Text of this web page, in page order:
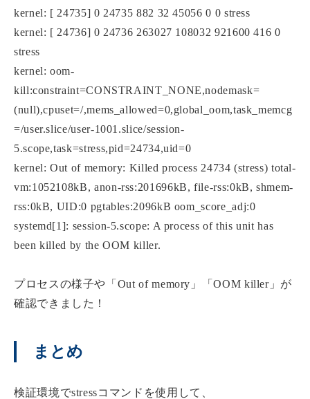
kernel: [ 24735] 0 24735 882 32 45056 0 0 stress
kernel: [ 24736] 0 24736 263027 108032 921600 416 0
stress
kernel: oom-
kill:constraint=CONSTRAINT_NONE,nodemask=
(null),cpuset=/,mems_allowed=0,global_oom,task_memcg
=/user.slice/user-1001.slice/session-
5.scope,task=stress,pid=24734,uid=0
kernel: Out of memory: Killed process 24734 (stress) total-
vm:1052108kB, anon-rss:201696kB, file-rss:0kB, shmem-
rss:0kB, UID:0 pgtables:2096kB oom_score_adj:0
systemd[1]: session-5.scope: A process of this unit has
been killed by the OOM killer.
プロセスの様子や「Out of memory」「OOM killer」が
確認できました！
まとめ
検証環境でstressコマンドを使用して、